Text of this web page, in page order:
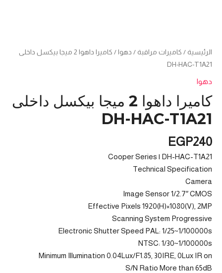
الرئيسية / كاميرات مراقبة / دهوا
/ كامیرا داھوا 2 میجا بیكسل داخلى
DH-HAC-T1A21
دهوا
كامیرا داھوا 2 میجا بیكسل داخلى
DH-HAC-T1A21
EGP240
Cooper Series | DH-HAC-T1A21
Technical Specification
Camera
Image Sensor 1/2.7″ CMOS
Effective Pixels 1920(H)×1080(V), 2MP
Scanning System Progressive
Electronic Shutter Speed PAL: 1/25~1/100000s
NTSC: 1/30~1/100000s
Minimum Illumination 0.04Lux/F1.85, 30IRE, 0Lux IR on
S/N Ratio More than 65dB